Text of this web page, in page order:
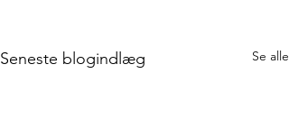
Seneste blogindlæg Se alle